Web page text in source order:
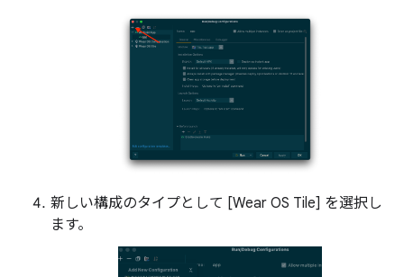
新しい構成のタイプとして [Wear OS Tile] を選択し
ます。